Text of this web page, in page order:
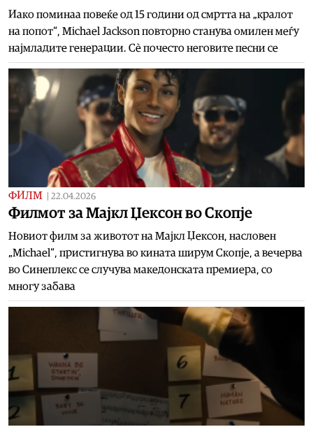
Иако поминаа повеќе од 15 години од смртта на „кралот
на попот“, Michael Jackson повторно станува омилен меѓу
најмладите генерации. Сѐ почесто неговите песни се
ФИЛМ 22.04.2026
Филмот за Мајкл Џексон во Скопје
Новиот филм за животот на Мајкл Џексон, насловен
„Michael“, пристигнува во кината ширум Скопје, а вечерва
во Синеплекс се случува македонската премиера, со
многу забава